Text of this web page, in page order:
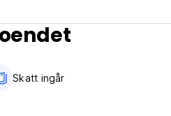
Skatt ingår